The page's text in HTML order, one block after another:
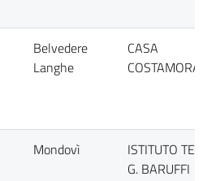
Belvedere
Langhe
CASA
COSTAMORA
Mondovì
ISTITUTO
G. BARUFFI